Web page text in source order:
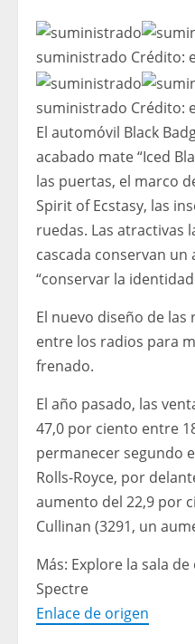
suministrado Crédito:
suministrado Crédito:
El automóvil Black
acabado mate “Iced
las puertas, el marco
Spirit of Ecstasy, las
ruedas. Las atractivas
cascada conservan
“conservar la
El nuevo diseño de
entre los radios para
frenado.
El año pasado, las
47,0 por ciento entre
permanecer segundo
Rolls-Royce, por
aumento del 22,9 por
Cullinan (3291, un
Más: Explore la sala
Spectre
Enlace de origen